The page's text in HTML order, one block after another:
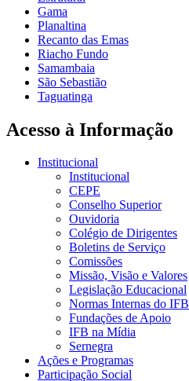
Gama
Planaltina
Recanto das Emas
Riacho Fundo
Samambaia
São Sebastião
Taguatinga
Acesso à Informação
Institucional
Institucional
CEPE
Conselho Superior
Ouvidoria
Colégio de Dirigentes
Boletins de Serviço
Comissões
Missão, Visão e Valores
Legislação Educacional
Normas Internas do IFB
Fundações de Apoio
IFB na Mídia
Sernegra
Ações e Programas
Participação Social